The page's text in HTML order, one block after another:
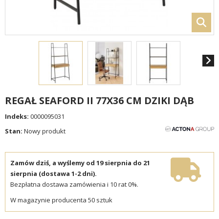
REGAŁ SEAFORD II 77X36 CM DZIKI DĄB
Indeks: 0000095031
Stan: Nowy produkt
Zamów dziś, a wyślemy od 19 sierpnia do 21
sierpnia (dostawa 1-2 dni).
Bezpłatna dostawa zamówienia i 10 rat 0%.
W magazynie producenta 50 sztuk